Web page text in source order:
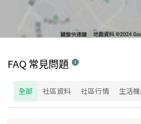
FAQ 常見問題
全部 社區資料 社區行情 生活